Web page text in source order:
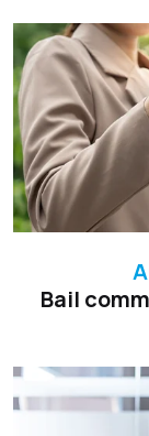
Bail